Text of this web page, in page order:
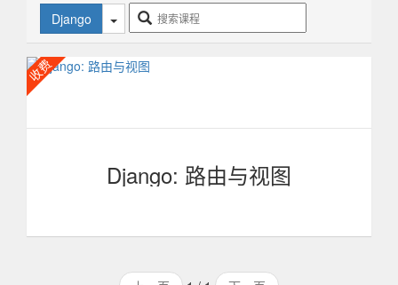
Django
Django: 路由与视图
写成。采用了MVC的软件设计模式，即模型M，视图V和控